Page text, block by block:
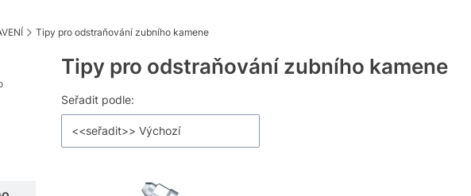
Tipy pro odstraňování zubního kamene
Tipy pro odstraňování zubního kamene
Seznam produktů
Seřadit podle:
<<seřadit>> Výchozí